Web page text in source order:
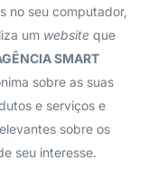
no seu computador,
um websiteque
SMART
sobre as suas
e serviços e
sobre os
seu interesse.